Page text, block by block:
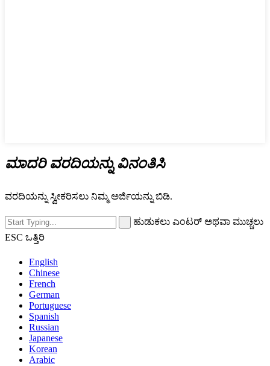
ಮಾದರಿ ವರದಿಯನ್ನು ವಿನಂತಿಸಿ
ವರದಿಯನ್ನು ಸ್ವೀಕರಿಸಲು ನಿಮ್ಮ ಅರ್ಜಿಯನ್ನು ಬಿಡಿ.
ಹುಡುಕಲು ಎಂಟರ್ ಅಥವಾ ಮುಚ್ಚಲು
ESC ಒತ್ತಿರಿ
English
Chinese
French
German
Portuguese
Spanish
Russian
Japanese
Korean
Arabic